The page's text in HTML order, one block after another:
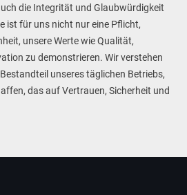
die Integrität und Glaubwürdigkeit
ist für uns nicht nur eine Pflicht,
unsere Werte wie Qualität,
zu demonstrieren. Wir verstehen
unseres täglichen Betriebs,
das auf Vertrauen, Sicherheit und